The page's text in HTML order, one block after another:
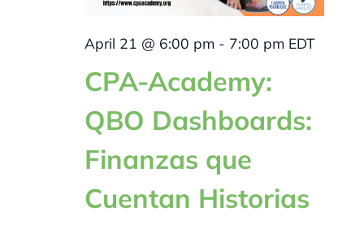
April 21 @ 6:00 pm- 7:00 pm EDT
CPA-Academy:
QBO Dashboards:
Finanzas que
Cuentan Historias